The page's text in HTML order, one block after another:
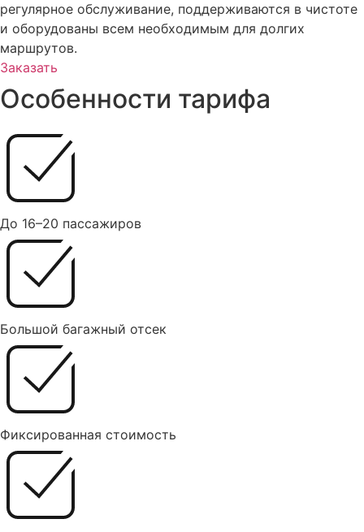
регулярное обслуживание, поддерживаются в чистоте
и оборудованы всем необходимым для долгих
маршрутов.
Заказать
Особенности тарифа
До 16–20 пассажиров
Большой багажный отсек
Фиксированная стоимость